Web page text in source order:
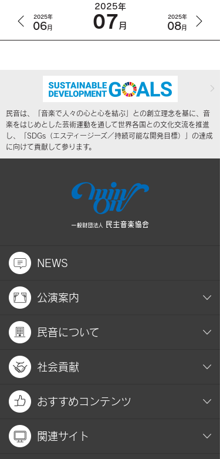
2025年
06月
2025年
07月
2025年
08月
民音は、「音楽で人々の心と心を結ぶ」との創立理念を基に、音
楽をはじめとした芸術運動を通して世界各国との文化交流を推進
し、「SDGs（エスディージーズ／持続可能な開発目標）」の達成
に向けて貢献して参ります。
NEWS
公演案内
民音について
社会貢献
おすすめコンテンツ
関連サイト